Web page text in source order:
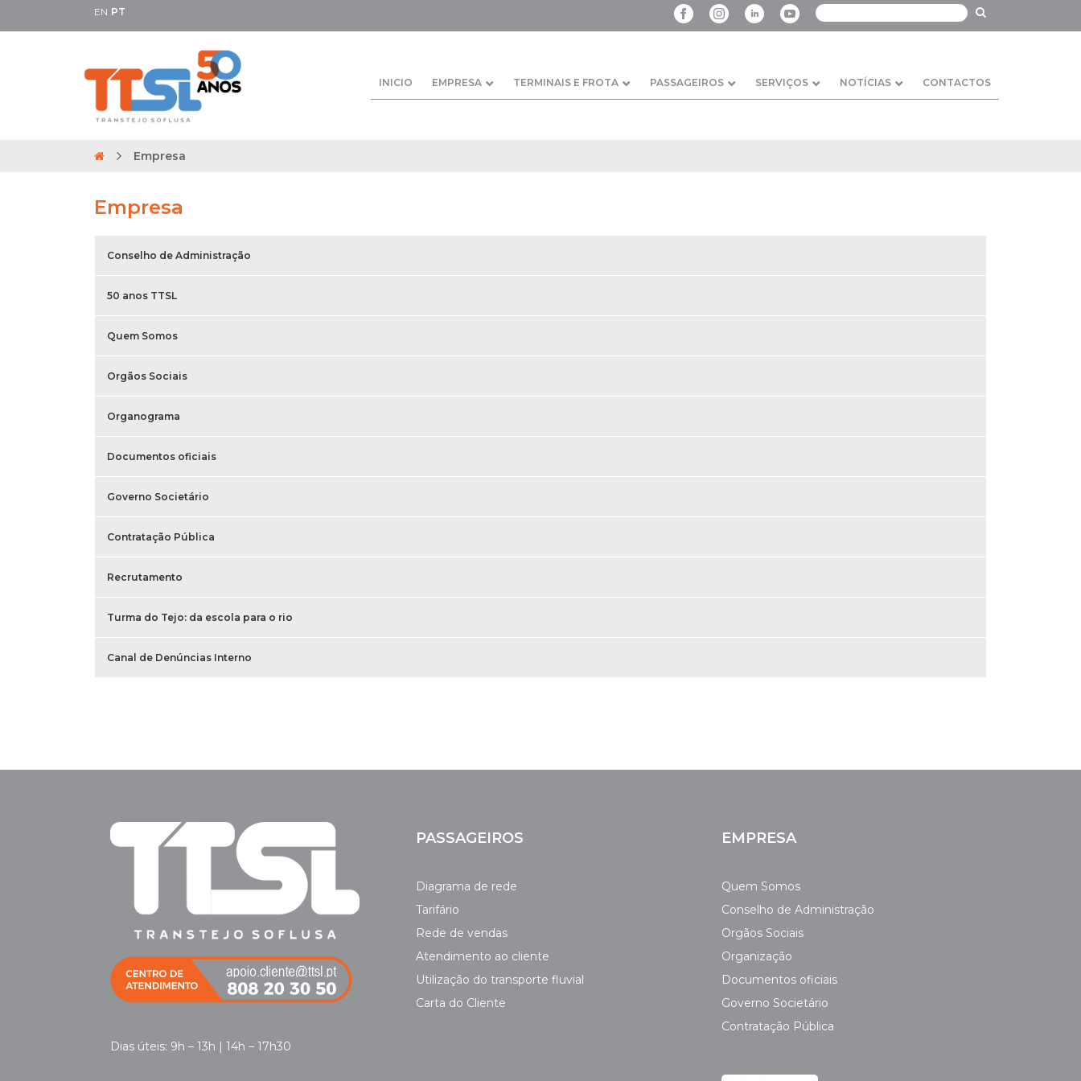
EN PT
INICIO EMPRESA TERMINAIS E FROTA PASSAGEIROS SERVIÇOS NOTÍCIAS CONTACTOS
Empresa
Empresa
Conselho de Administração
50 anos TTSL
Quem Somos
Orgãos Sociais
Organograma
Documentos oficiais
Governo Societário
Contratação Pública
Recrutamento
Turma do Tejo: da escola para o rio
Canal de Denúncias Interno
Dias úteis: 9h – 13h | 14h – 17h30
PASSAGEIROS
Diagrama de rede
Tarifário
Rede de vendas
Atendimento ao cliente
Utilização do transporte fluvial
Carta do Cliente
EMPRESA
Quem Somos
Conselho de Administração
Orgãos Sociais
Organização
Documentos oficiais
Governo Societário
Contratação Pública